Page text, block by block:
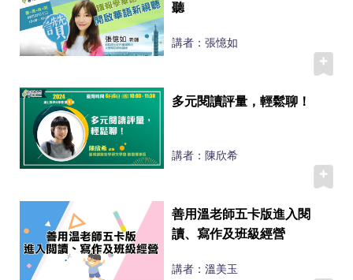
聽
講者：張憶如
多元閱讀評量，輕鬆聊！
講者：陳欣希
善用溫老師五卡版進入閱
讀、寫作及班級經營
講者：溫美玉